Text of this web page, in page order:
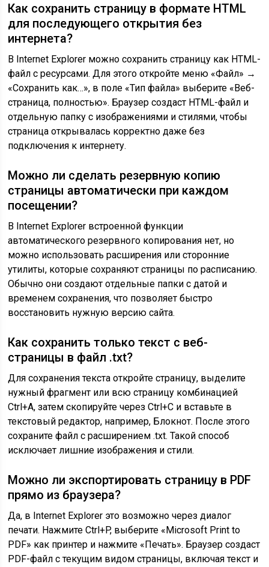
Как сохранить страницу в формате HTML
для последующего открытия без
интернета?
В Internet Explorer можно сохранить страницу как HTML-
файл с ресурсами. Для этого откройте меню «Файл» →
«Сохранить как…», в поле «Тип файла» выберите «Веб-
страница, полностью». Браузер создаст HTML-файл и
отдельную папку с изображениями и стилями, чтобы
страница открывалась корректно даже без
подключения к интернету.
Можно ли сделать резервную копию
страницы автоматически при каждом
посещении?
В Internet Explorer встроенной функции
автоматического резервного копирования нет, но
можно использовать расширения или сторонние
утилиты, которые сохраняют страницы по расписанию.
Обычно они создают отдельные папки с датой и
временем сохранения, что позволяет быстро
восстановить нужную версию сайта.
Как сохранить только текст с веб-
страницы в файл .txt?
Для сохранения текста откройте страницу, выделите
нужный фрагмент или всю страницу комбинацией
Ctrl+A, затем скопируйте через Ctrl+C и вставьте в
текстовый редактор, например, Блокнот. После этого
сохраните файл с расширением .txt. Такой способ
исключает лишние изображения и стили.
Можно ли экспортировать страницу в PDF
прямо из браузера?
Да, в Internet Explorer это возможно через диалог
печати. Нажмите Ctrl+P, выберите «Microsoft Print to
PDF» как принтер и нажмите «Печать». Браузер создаст
PDF-файл с текущим видом страницы, включая текст и